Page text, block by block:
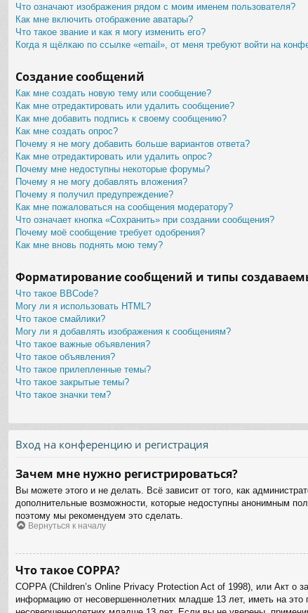
Что означают изображения рядом с моим именем пользователя?
Как мне включить отображение аватары?
Что такое звание и как я могу изменить его?
Когда я щёлкаю по ссылке «email», от меня требуют войти на
Создание сообщений
Как мне создать новую тему или сообщение?
Как мне отредактировать или удалить сообщение?
Как мне добавить подпись к своему сообщению?
Как мне создать опрос?
Почему я не могу добавить больше вариантов ответа?
Как мне отредактировать или удалить опрос?
Почему мне недоступны некоторые форумы?
Почему я не могу добавлять вложения?
Почему я получил предупреждение?
Как мне пожаловаться на сообщения модератору?
Что означает кнопка «Сохранить» при создании сообщения?
Почему моё сообщение требует одобрения?
Как мне вновь поднять мою тему?
Форматирование сообщений и типы
Что такое BBCode?
Могу ли я использовать HTML?
Что такое смайлики?
Могу ли я добавлять изображения к сообщениям?
Что такое важные объявления?
Что такое объявления?
Что такое прилепленные темы?
Что такое закрытые темы?
Что такое значки тем?
Вход на конференцию и регистрация
Зачем мне нужно регистрироваться?
Вы можете этого и не делать. Всё зависит от того, как
дополнительные возможности, которые недоступны анонимным
поэтому мы рекомендуем это сделать.
Вернуться к началу
Что такое COPPA?
COPPA (Children’s Online Privacy Protection Act of 1998), или Акт о
информацию от несовершеннолетних младше 13 лет, иметь на это